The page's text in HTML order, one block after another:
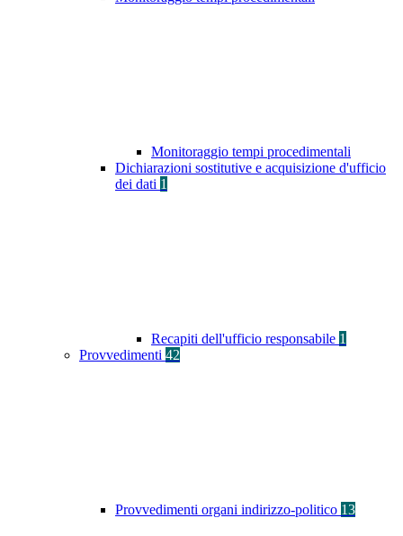
Monitoraggio tempi procedimentali
Dichiarazioni sostitutive e acquisizione d'ufficio
dei dati 1
Recapiti dell'ufficio responsabile 1
Provvedimenti 42
Provvedimenti organi indirizzo-politico 13